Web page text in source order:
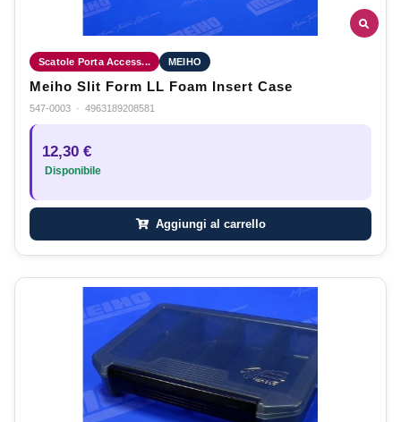
Scatole Porta Access... MEIHO
Meiho Slit Form LL Foam Insert Case
547-0003 · 4963189208581
12,30 €
Disponibile
Aggiungi al carrello